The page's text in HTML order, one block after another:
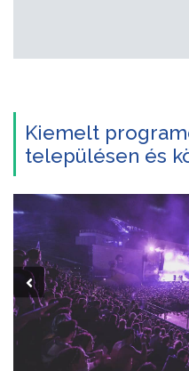
Kiemelt
településen és